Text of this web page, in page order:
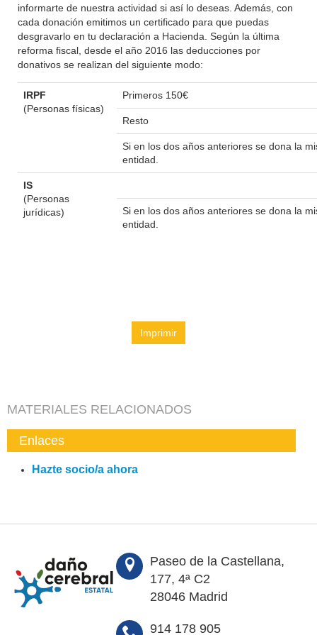
informarte de nuestra actividad si así lo deseas. Además, con
cada donación emitimos un certificado para que puedas
desgravarlo en tu declaración a Hacienda. Según la última
reforma fiscal, desde el año 2016 las deducciones por
donativos se realizan del siguiente modo:
IRPF
(Personas físicas)
Primeros 150€
Resto
Si en los dos años anteriores se dona la
entidad.
IS
(Personas
jurídicas)
Si en los dos años anteriores se dona la
entidad.
Imprimir
MATERIALES RELACIONADOS
Enlaces
Hazte socio/a ahora
Paseo de la Castellana,
177, 4ª C2
28046 Madrid
914 178 905